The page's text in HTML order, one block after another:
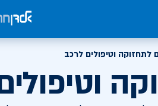
לתחזוקה וטיפולים לרכב